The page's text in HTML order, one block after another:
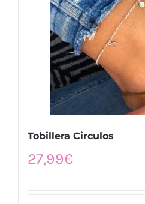
Tobillera Circulos
27,99€